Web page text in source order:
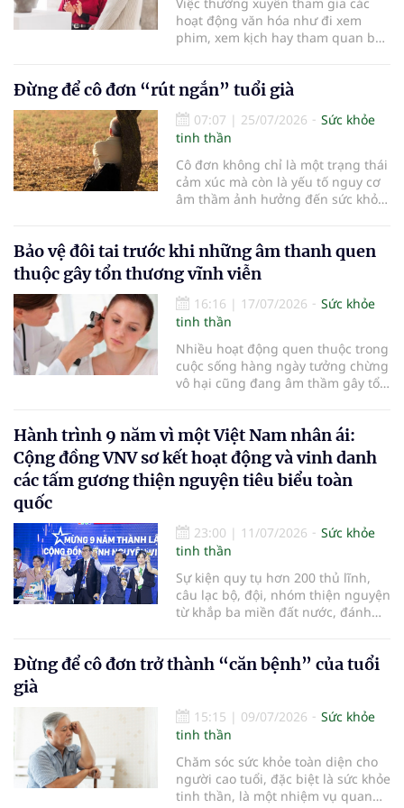
ý nghĩa quyết định đến khả năng
sống còn cũng như chất lượng
cuộc sống sau điều trị.
hoạt động văn hóa như đi xem
phim, xem kịch hay tham quan bảo
cải thiện sức khỏe tinh thần và
người cao tuổi…
Đừng để cô đơn “rút ngắn” tuổi già
07:07 | 25/07/2026
Sức khỏe
tinh thần
Cô đơn không chỉ là một trạng thái
cảm xúc mà còn là yếu tố nguy cơ
âm thầm ảnh hưởng đến sức khỏe
hay kiểm soát bệnh mạn tính; duy
trì sự gắn kết với gia đình và cộng
đồng cũng là một “liều thuốc”
quan trọng giúp sống thọ.
Bảo vệ đôi tai trước khi những âm thanh quen
thuộc gây tổn thương vĩnh viễn
16:16 | 17/07/2026
Sức khỏe
tinh thần
Nhiều hoạt động quen thuộc trong
cuộc sống hàng ngày tưởng chừng
vô hại cũng đang âm thầm gây tổn
trì khả năng nghe trong nhiều
thập kỷ sau này…
Hành trình 9 năm vì một Việt Nam nhân ái:
Cộng đồng VNV sơ kết hoạt động và vinh danh
các tấm gương thiện nguyện tiêu biểu toàn
quốc
23:00 | 11/07/2026
Sức khỏe
tinh thần
Sự kiện quy tụ hơn 200 thủ lĩnh,
câu lạc bộ, đội, nhóm thiện nguyện
từ khắp ba miền đất nước, đánh
thức ra mắt Mạng lưới Hội viên
Đừng để cô đơn trở thành “căn bệnh” của tuổi
già
15:15 | 09/07/2026
Sức khỏe
tinh thần
Chăm sóc sức khỏe toàn diện cho
người cao tuổi, đặc biệt là sức khỏe
tinh thần, là một nhiệm vụ quan